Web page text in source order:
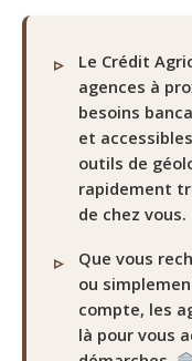
Le Crédit
agences à
besoins
et
outils de
rapidement
de chez vous.
Que vous
ou
compte, les
là pour vous